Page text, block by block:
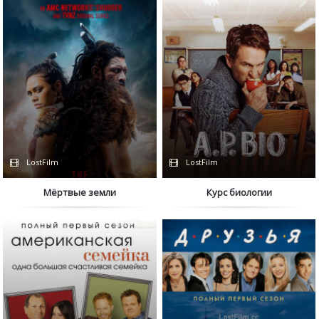
LostFilm
Мёртвые земли
LostFilm
Курс биологии